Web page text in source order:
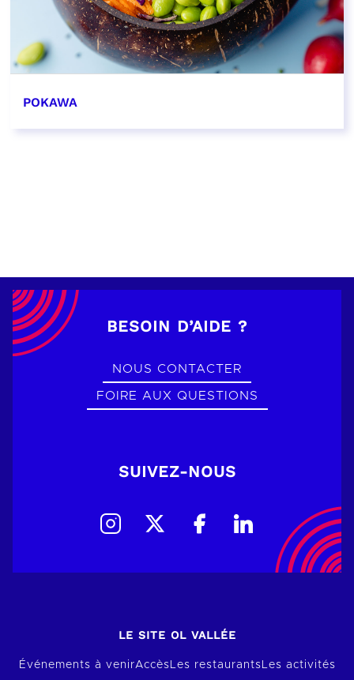
POKAWA
BESOIN D’AIDE ?
NOUS CONTACTER
FOIRE AUX QUESTIONS
SUIVEZ-NOUS
LE SITE OL VALLÉE
Événements à venirAccèsLes restaurantsLes activités